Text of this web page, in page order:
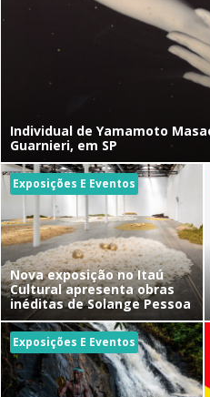
Individual de Yamamoto
Guarnieri, em SP
Exposições E Eventos
Nova exposição no Itaú
Cultural apresenta obras
inéditas de Solange Pessoa
Exposições E Eventos